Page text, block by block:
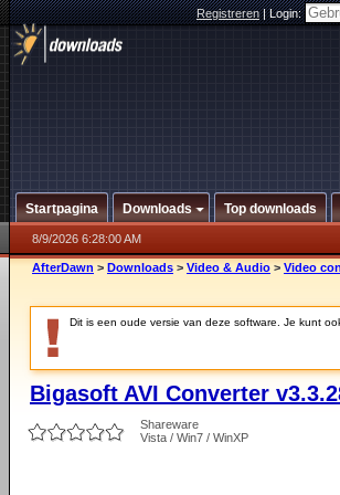
Registreren|Login:
Startpagina Downloads Top downloads
8/9/2026 6:28:00 AM
AfterDawn > Downloads > Video & Audio > Video
Dit is een oude versie van deze software. Je kunt
Bigasoft AVI Converter
Shareware
Vista / Win7 / WinXP